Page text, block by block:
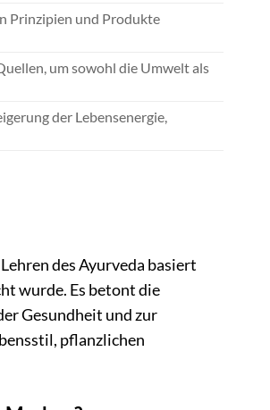
Prinzipien und Produkte
um sowohl die Umwelt als
der Lebensenergie,
des Ayurveda basiert
wurde. Es betont die
Gesundheit und zur
pflanzlichen